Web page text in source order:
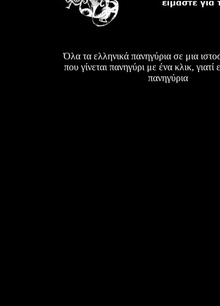
Όλα τα ελληνικά πανηγύρια σε μια
που γίνεται πανηγύρι με ένα κλικ, γιατί
πανηγύρια